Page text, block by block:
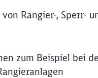
Rangier-, Sperr-
zum Beispiel bei